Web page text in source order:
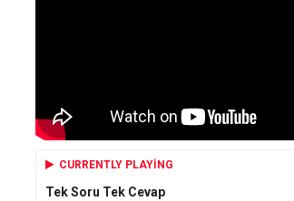
CURRENTLY PLAYING
Tek Soru Tek Cevap